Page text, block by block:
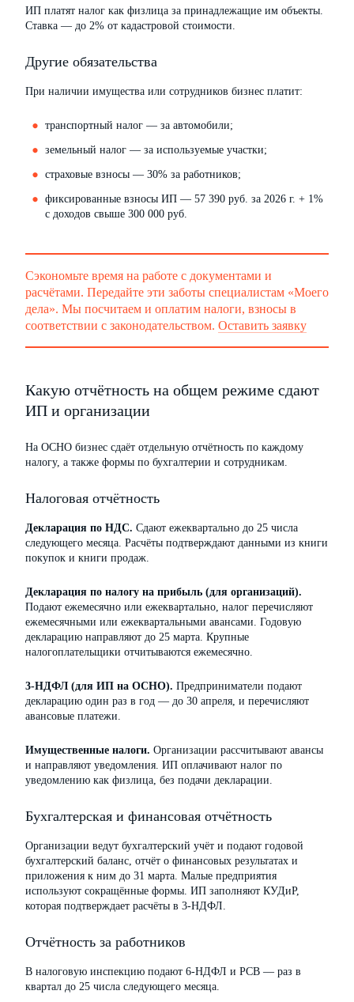
ИП платят налог как физлица за принадлежащие им объекты.
Ставка — до 2% от кадастровой стоимости.
Другие обязательства
При наличии имущества или сотрудников бизнес платит:
транспортный налог — за автомобили;
земельный налог — за используемые участки;
страховые взносы — 30% за работников;
фиксированные взносы ИП — 57 390 руб. за 2026 г. + 1%
с доходов свыше 300 000 руб.
Сэкономьте время на работе с документами и
расчётами. Передайте эти заботы специалистам «Моего
дела». Мы посчитаем и оплатим налоги, взносы в
соответствии с законодательством. Оставить заявку
Какую отчётность на общем режиме сдают
ИП и организации
На ОСНО бизнес сдаёт отдельную отчётность по каждому
налогу, а также формы по бухгалтерии и сотрудникам.
Налоговая отчётность
Декларация по НДС. Сдают ежеквартально до 25 числа
следующего месяца. Расчёты подтверждают данными из книги
покупок и книги продаж.
Декларация по налогу на прибыль (для организаций).
Подают ежемесячно или ежеквартально, налог перечисляют
ежемесячными или ежеквартальными авансами. Годовую
декларацию направляют до 25 марта. Крупные
налогоплательщики отчитываются ежемесячно.
3-НДФЛ (для ИП на ОСНО). Предприниматели подают
декларацию один раз в год — до 30 апреля, и перечисляют
авансовые платежи.
Имущественные налоги. Организации рассчитывают авансы
и направляют уведомления. ИП оплачивают налог по
уведомлению как физлица, без подачи декларации.
Бухгалтерская и финансовая отчётность
Организации ведут бухгалтерский учёт и подают годовой
бухгалтерский баланс, отчёт о финансовых результатах и
приложения к ним до 31 марта. Малые предприятия
используют сокращённые формы. ИП заполняют КУДиР,
которая подтверждает расчёты в 3-НДФЛ.
Отчётность за работников
В налоговую инспекцию подают 6-НДФЛ и РСВ — раз в
квартал до 25 числа следующего месяца.